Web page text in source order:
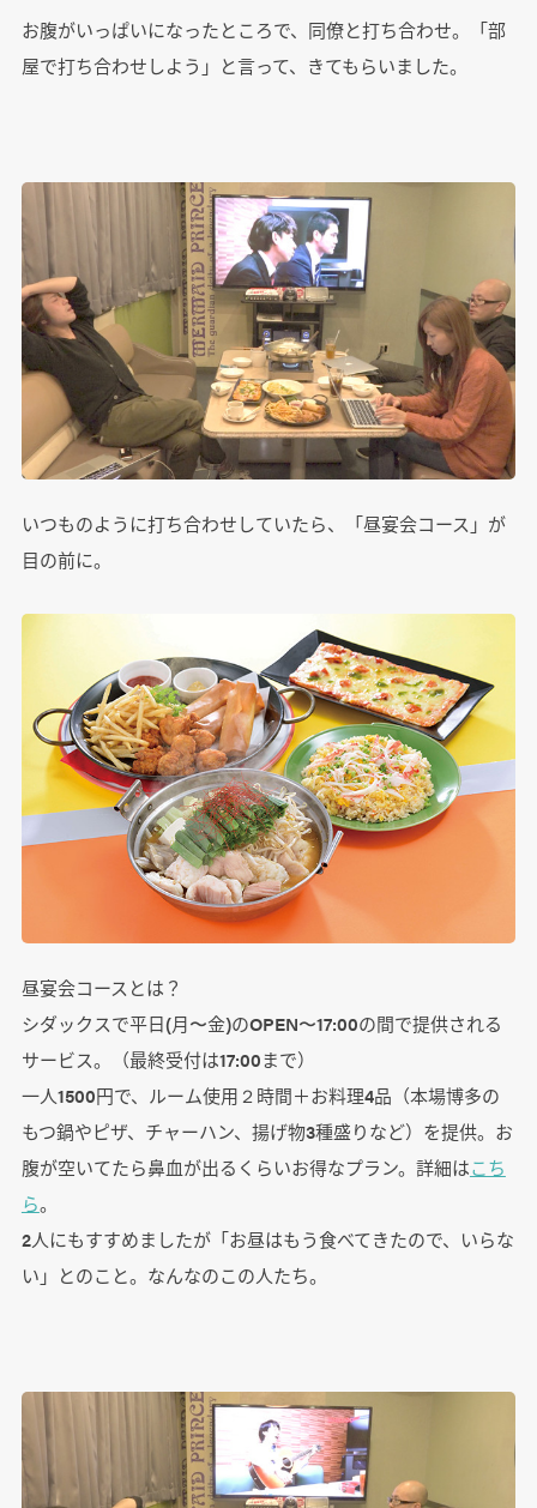
お腹がいっぱいになったところで、同僚と打ち合わせ。「部
屋で打ち合わせしよう」と言って、きてもらいました。
いつものように打ち合わせしていたら、「昼宴会コース」が
目の前に。
昼宴会コースとは？
シダックスで平日(月〜金)のOPEN〜17:00の間で提供される
サービス。（最終受付は17:00まで）
一人1500円で、ルーム使用２時間＋お料理4品（本場博多の
もつ鍋やピザ、チャーハン、揚げ物3種盛りなど）を提供。お
腹が空いてたら鼻血が出るくらいお得なプラン。詳細はこち
ら。
2人にもすすめましたが「お昼はもう食べてきたので、いらな
い」とのこと。なんなのこの人たち。